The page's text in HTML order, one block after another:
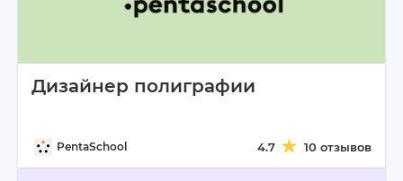
Дизайнер полиграфии
PentaSchool 4.7 10 отзывов